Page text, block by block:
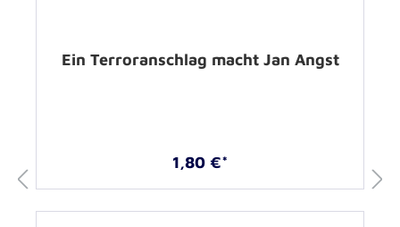
Ein Terroranschlag macht Jan Angst
1,80 €*